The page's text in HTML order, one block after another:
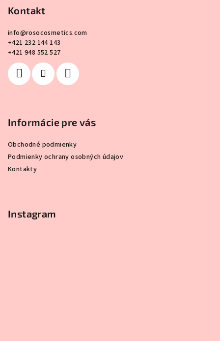
Kontakt
info@rosocosmetics.com
+421 232 144 143
+421 948 552 527
Informácie pre vás
Obchodné podmienky
Podmienky ochrany osobných údajov
Kontakty
Instagram